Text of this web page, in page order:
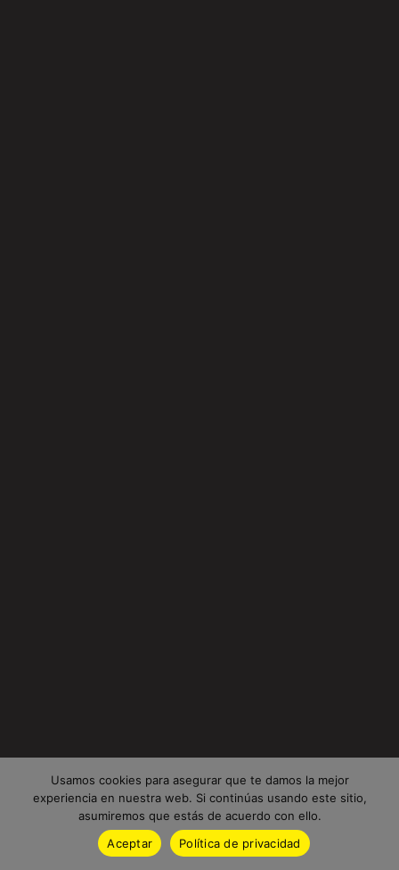
Usamos cookies para asegurar que te damos la mejor
experiencia en nuestra web. Si continúas usando este sitio,
asumiremos que estás de acuerdo con ello.
Aceptar
Política de privacidad